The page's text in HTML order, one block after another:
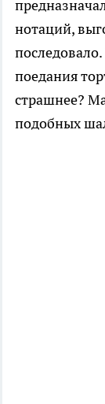
нотаций,
поедания
страшнее?
подобных